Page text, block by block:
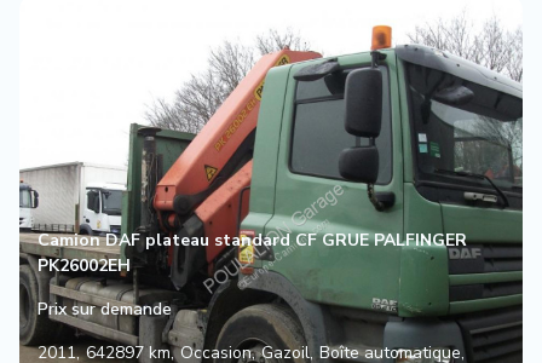
Camion DAF plateau standard CF GRUE PALFINGER
PK26002EH
Prix sur demande
2011 642897 km Occasion Gazoil Boîte automatique